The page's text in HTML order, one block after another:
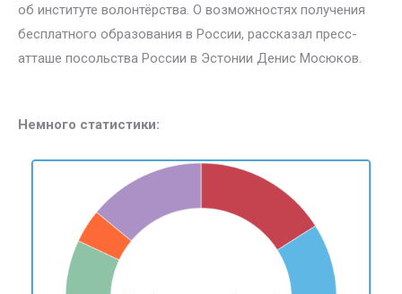
об институте волонтёрства. О возможностях получения
бесплатного образования в России, рассказал пресс-
атташе посольства России в Эстонии Денис Мосюков.
Немного статистики: